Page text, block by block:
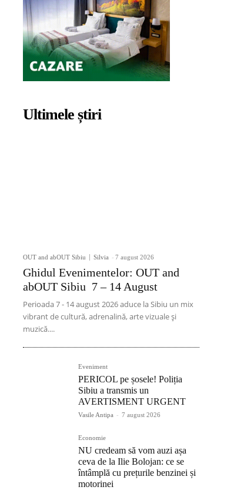
Ultimele știri
OUT and abOUT Sibiu Silvia - 7 august 2026
Ghidul Evenimentelor: OUT and
abOUT Sibiu 7 – 14 August
Perioada 7 - 14 august 2026 aduce la Sibiu un mix
vibrant de cultură, adrenalină, arte vizuale și
muzică....
Eveniment
PERICOL pe șosele! Poliția
Sibiu a transmis un
AVERTISMENT URGENT
Vasile Antipa - 7 august 2026
Economie
NU credeam să vom auzi așa
ceva de la Ilie Bolojan: ce se
întâmplă cu prețurile benzinei și
motorinei